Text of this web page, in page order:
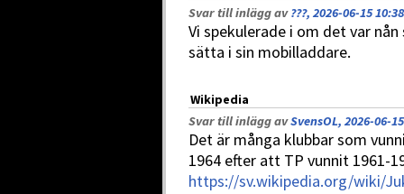
Svar till inlägg av???, 2026-06-15 10:38
Vi spekulerade i om det var
sätta i sin mobilladdare.
Wikipedia
Svar till inlägg avSvensOL, 2026-06-
Det är många klubbar som
1964 efter att TP vunnit 1961-
https://sv.wikipedia.org/wiki/